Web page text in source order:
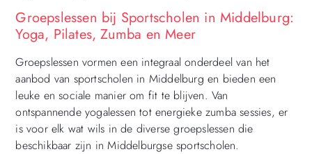
Groepslessen bij Sportscholen in Middelburg:
Yoga, Pilates, Zumba en Meer
Groepslessen vormen een integraal onderdeel van het
aanbod van sportscholen in Middelburg en bieden een
leuke en sociale manier om fit te blijven. Van
ontspannende yogalessen tot energieke zumba sessies, er
is voor elk wat wils in de diverse groepslessen die
beschikbaar zijn in Middelburgse sportscholen.